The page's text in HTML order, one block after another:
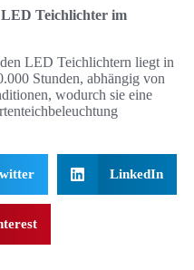
LED Teichlichter im
LED Teichlichtern liegt in
Stunden, abhängig von
wodurch sie eine
LinkedIn